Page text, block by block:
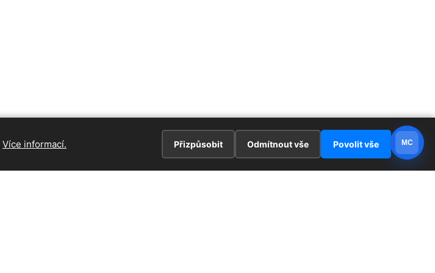
Více informací. Přizpůsobit Odmítnout vše Povolit vše MC